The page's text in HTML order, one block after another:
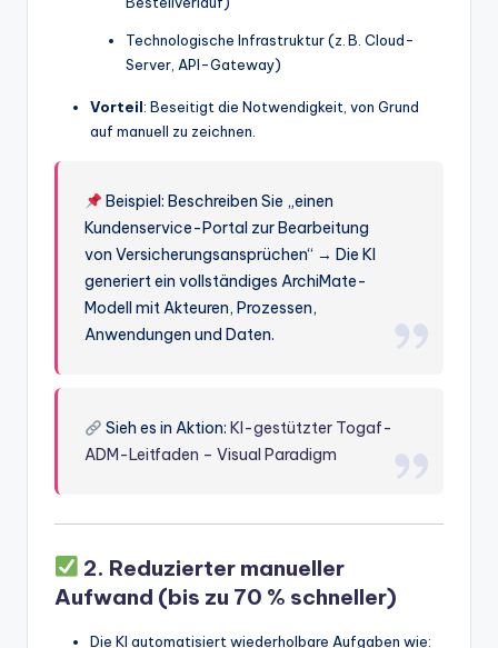
Technologische Infrastruktur (z. B. Cloud-
Server, API-Gateway)
Vorteil: Beseitigt die Notwendigkeit, von Grund
auf manuell zu zeichnen.
Beispiel: Beschreiben Sie „einen
Kundenservice-Portal zur Bearbeitung
von Versicherungsansprüchen“ → Die KI
generiert ein vollständiges ArchiMate-
Modell mit Akteuren, Prozessen,
Anwendungen und Daten.
Sieh es in Aktion: KI-gestützter Togaf-
ADM-Leitfaden – Visual Paradigm
2. Reduzierter manueller
Aufwand (bis zu 70 % schneller)
Die KI automatisiert wiederholbare Aufgaben wie: